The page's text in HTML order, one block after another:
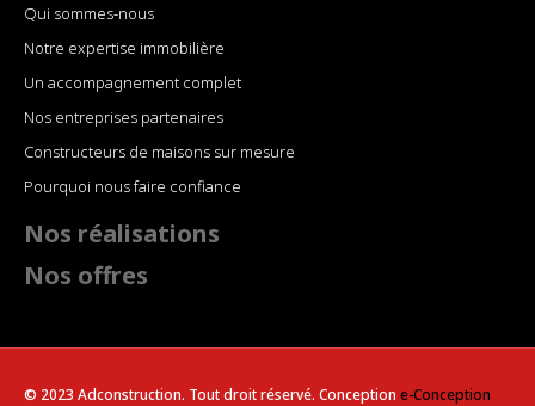
Qui sommes-nous
Notre expertise immobilière
Un accompagnement complet
Nos entreprises partenaires
Constructeurs de maisons sur mesure
Pourquoi nous faire confiance
Nos réalisations
Nos offres
© 2023 Adconstruction. Tout droit réservé. Conception e-Conception